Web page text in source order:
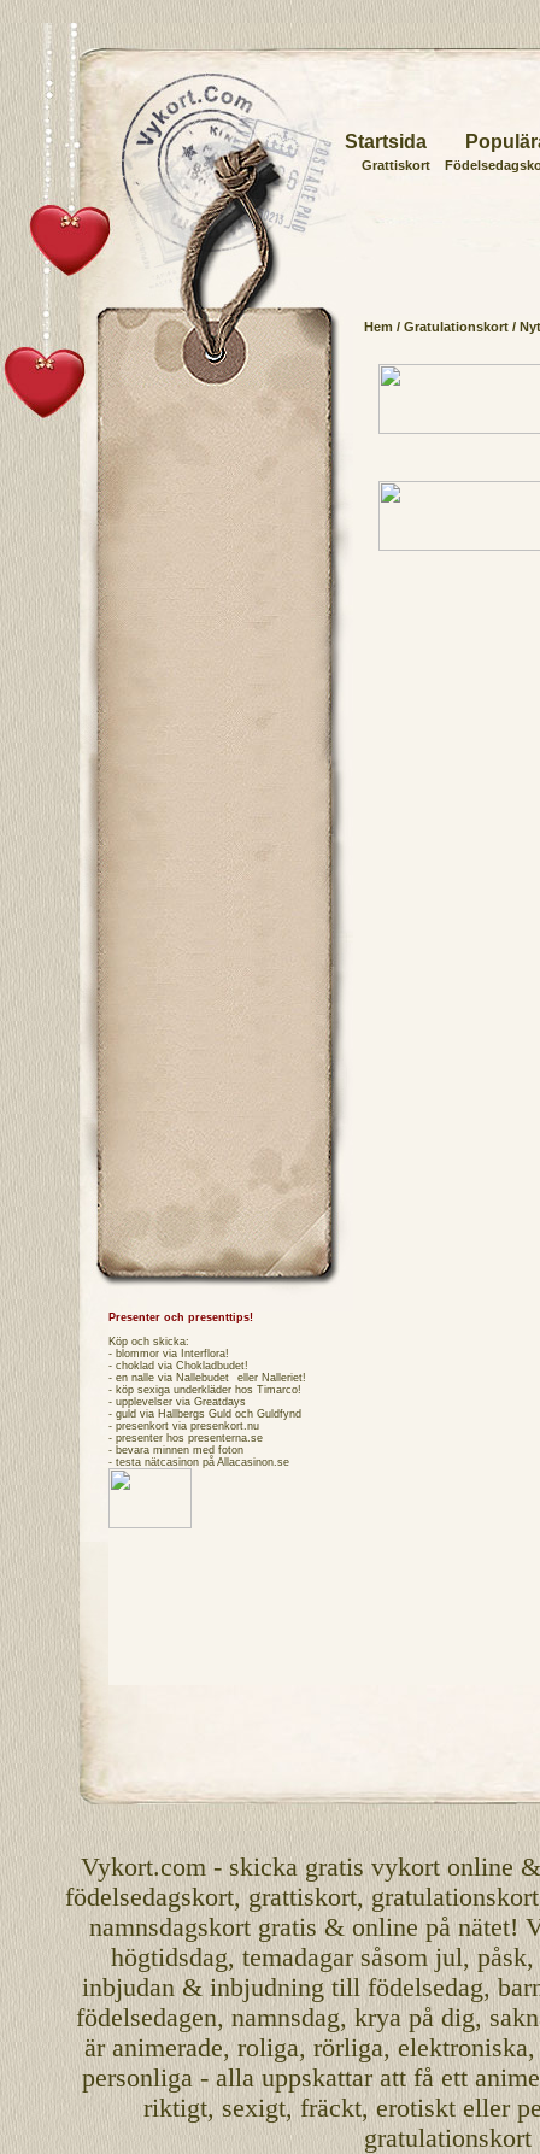
Startsida
Grattiskort
Hem / Gratulationskort/
Presenter och presenttips!
Köp och skicka:
- blommor via Interflora!
- choklad via Chokladbudet!
- en nalle via Nallebudet eller Nalleriet!
- köp sexiga underkläder hos Timarco!
- upplevelser via Greatdays
- guld via Hallbergs Guld och Guldfynd
- presenkort via presenkort.nu
- presenter hos presenterna.se
- bevara minnen med foton
- testa nätcasinon på Allacasinon.se
Vykort.com- skicka gratis vykort online
födelsedagskort, grattiskort,gratulationskort
namnsdagskort gratis & online på nätet!
högtidsdag, temadagar såsom jul,påsk,
inbjudan& inbjudning tillfödelsedag,
födelsedagen, namnsdag, krya på dig,
äranimerade,roliga, rörliga,elektroniska
personliga- alla uppskattar att få ett
riktigt,sexigt,fräckt, erotiskt eller
gratulationskort